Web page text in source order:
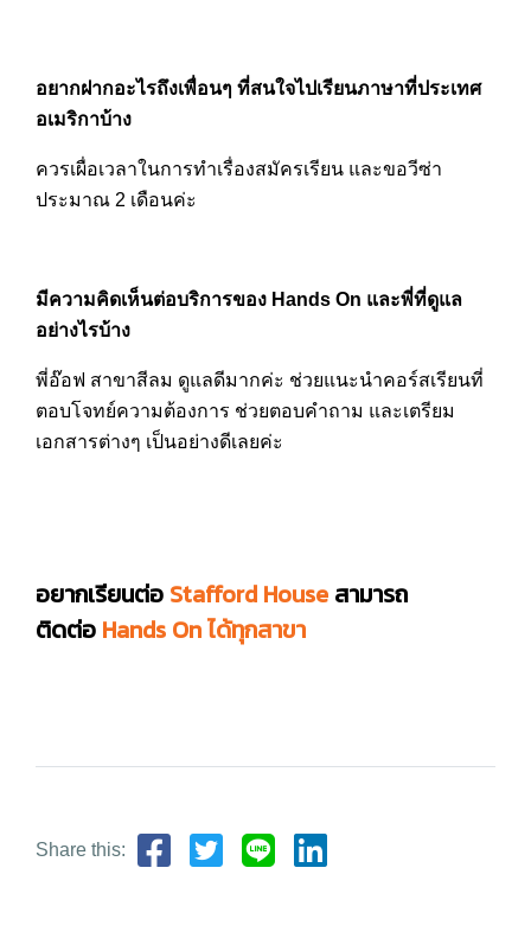
อยากฝากอะไรถึงเพื่อนๆ ที่สนใจไปเรียนภาษาที่ประเทศ
อเมริกาบ้าง
ควรเผื่อเวลาในการทำเรื่องสมัครเรียน และขอวีซ่า
ประมาณ 2 เดือนค่ะ
มีความคิดเห็นต่อบริการของ Hands On และพี่ที่ดูแล
อย่างไรบ้าง
พี่อ๊อฟ สาขาสีลม ดูแลดีมากค่ะ ช่วยแนะนำคอร์สเรียนที่
ตอบโจทย์ความต้องการ ช่วยตอบคำถาม และเตรียม
เอกสารต่างๆ เป็นอย่างดีเลยค่ะ
อยากเรียนต่อ Stafford House สามารถ
ติดต่อ Hands On ได้ทุกสาขา
Share this: